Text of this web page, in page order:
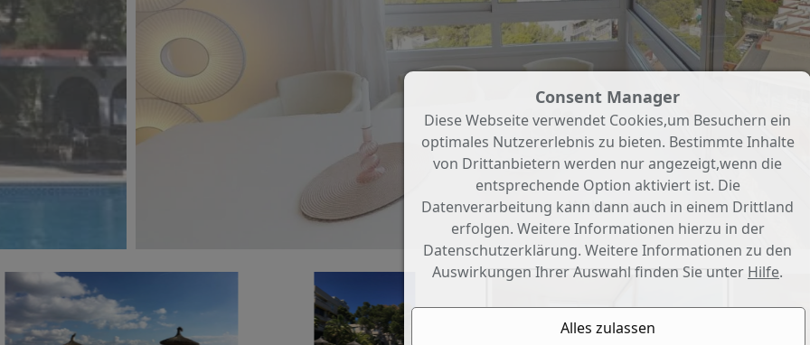
Wohnraum
Consent Manager
Diese Webseite verwendet Cookies,um Besuchern ein
optimales Nutzererlebnis zu bieten. Bestimmte Inhalte
von Drittanbietern werden nur angezeigt,wenn die
entsprechende Option aktiviert ist. Die
Datenverarbeitung kann dann auch in einem Drittland
erfolgen. Weitere Informationen hierzu in der
Datenschutzerklärung. Weitere Informationen zu den
Auswirkungen Ihrer Auswahl finden Sie unter Hilfe.